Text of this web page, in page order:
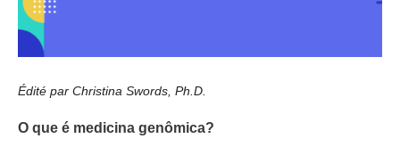
Édité par Christina Swords, Ph.D.
O que é medicina genômica?